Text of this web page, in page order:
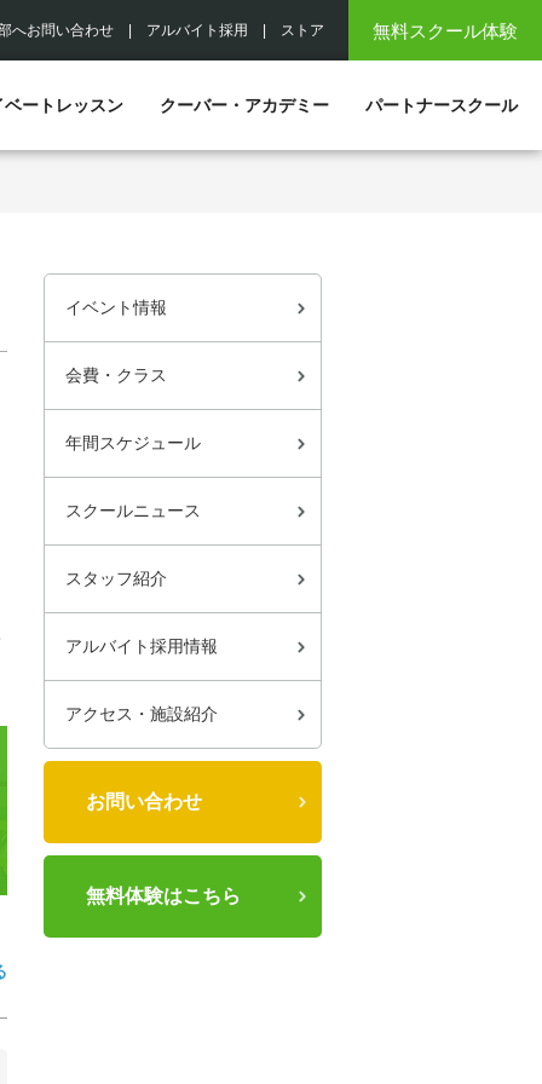
無料スクール体験
へお問い合わせ アルバイト採用 ストア
ベートレッスン クーバー・アカデミー パートナースクール
イベント情報
会費・クラス
年間スケジュール
スクールニュース
スタッフ紹介
アルバイト採用情報
アクセス・施設紹介
お問い合わせ
無料体験はこちら